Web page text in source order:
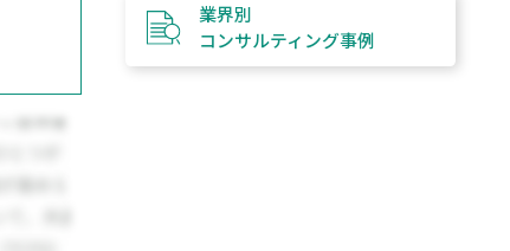
業界別
コンサルティング事例